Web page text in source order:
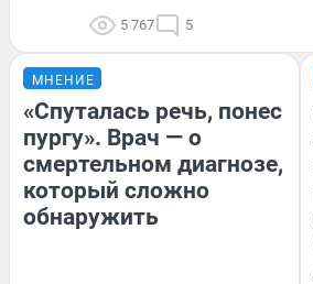
5 767 5
МНЕНИЕ
«Спуталась речь, понес
пургу». Врач — о
смертельном диагнозе,
который сложно
обнаружить